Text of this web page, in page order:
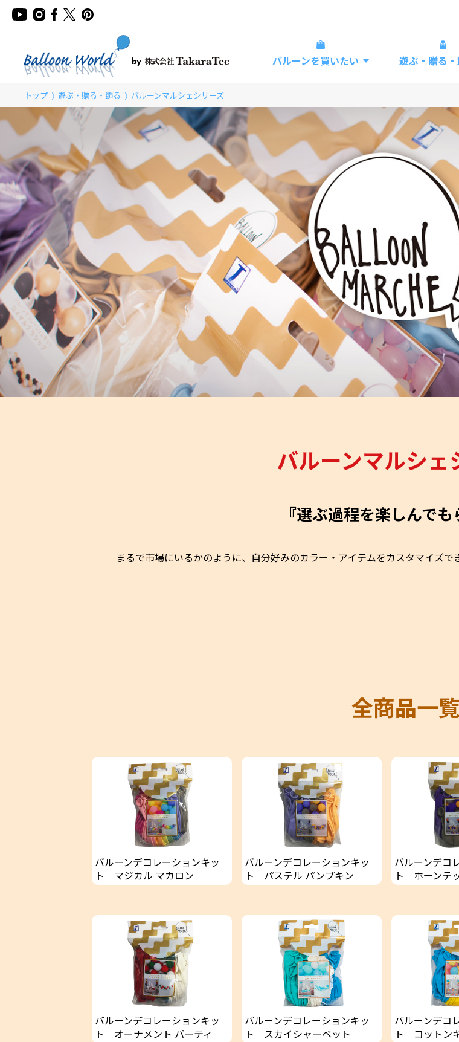
バルーンを買いたい 遊ぶ・贈る
トップ 遊ぶ・贈る・飾る バルーンマルシェシリーズ
バルーンマルシェ
『選ぶ過程を楽しんでも
まるで市場にいるかのように、自分好みのカラー・アイテムをカスタマイズで
全商品一覧
バルーンデコレーションキッ
ト マジカル マカロン
バルーンデコレーションキッ
ト パステル パンプキン
バルーンデコ
ト ホーンテ
バルーンデコレーションキッ
ト オーナメント パーティ
バルーンデコレーションキッ
ト スカイシャーベット
バルーンデコ
ト コットン